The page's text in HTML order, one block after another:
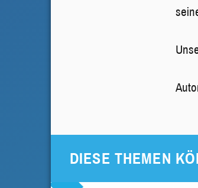
DIESE THEMEN